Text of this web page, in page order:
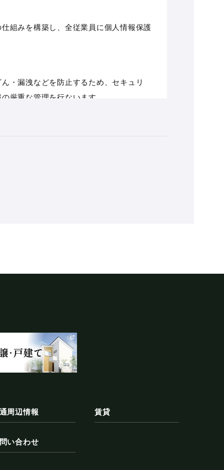
組みを構築し、全従業員に個人情報保護
・漏洩などを防止するため、セキュリ
厳重な管理を行ないます。
容を適宜見直し、その改善に努めます。
周辺情報 賃貸
い合わせ